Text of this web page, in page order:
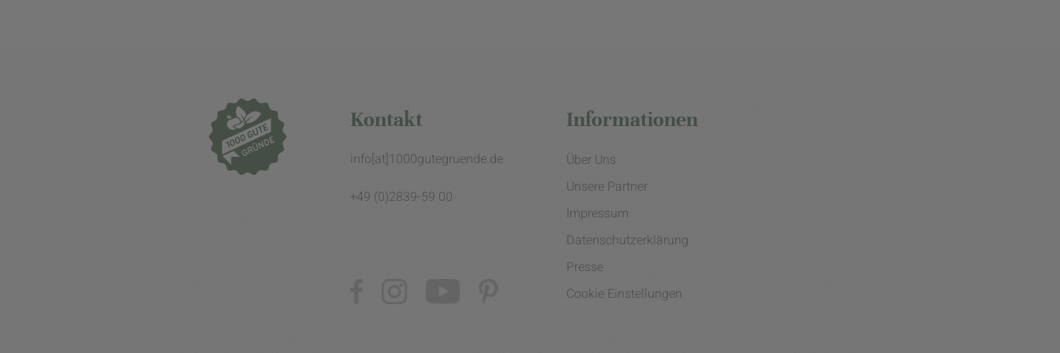
Kontakt
info[at]1000gutegruende.de
+49 (0)2839-59 00
Informationen
Über Uns
Unsere Partner
Impressum
Datenschutzerklärung
Presse
Cookie Einstellungen